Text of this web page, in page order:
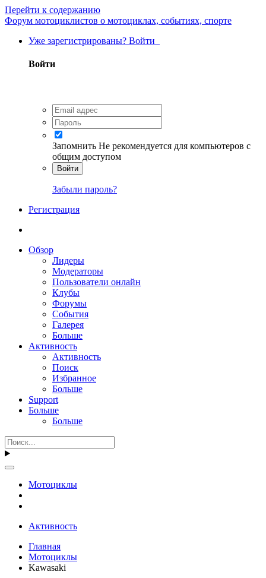
Перейти к содержанию
Форум мотоциклистов о мотоциклах, событиях, спорте
Уже зарегистрированы? Войти
Войти
Запомнить Не рекомендуется для компьютеров с
общим доступом
Войти
Забыли пароль?
Регистрация
Обзор
Лидеры
Модераторы
Пользователи онлайн
Клубы
Форумы
События
Галерея
Больше
Активность
Активность
Поиск
Избранное
Больше
Support
Больше
Больше
Мотоциклы
Активность
Главная
Мотоциклы
Kawasaki